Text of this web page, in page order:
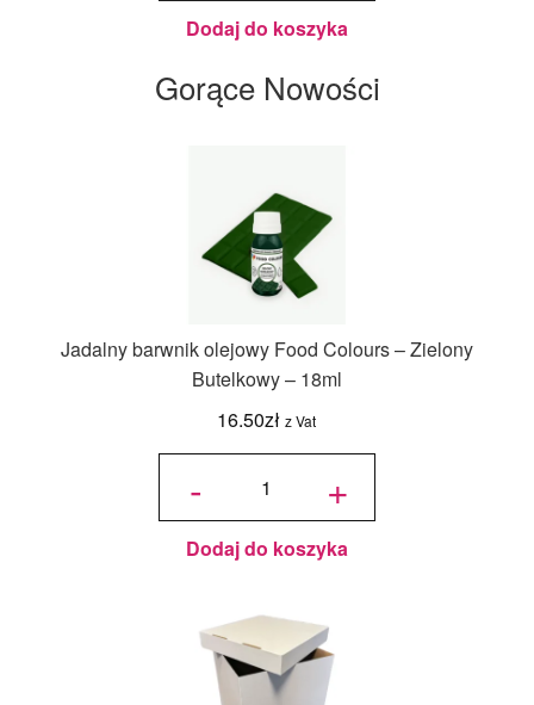
Dodaj do koszyka
Gorące Nowości
Jadalny barwnik olejowy Food Colours – Zielony
Butelkowy – 18ml
16.50zł z Vat
-
ilość
olejowy
Food
Colours -
Zielony
Butelkowy
+
Dodaj do koszyka